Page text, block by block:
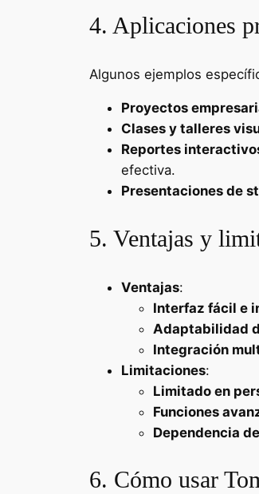
4. Aplicaciones
Algunos ejemplos
Proyectos
Clases y talleres
Reportes
efectiva.
Presentaciones de
5. Ventajas y
Ventajas:
Interfaz fácil e
Adaptabilidad
Integración
Limitaciones:
Limitado en
Funciones
Dependencia
6. Cómo usar